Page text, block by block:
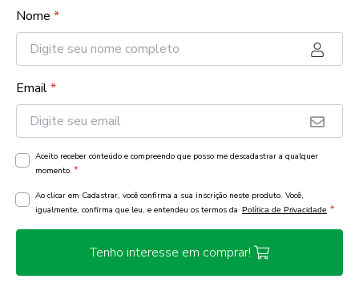
Nome *
Email*
Aceito receber conteúdo e compreendo que posso me descadastrar a qualquer
momento. *
Ao clicar em Cadastrar, você confirma a sua inscrição neste produto. Você,
igualmente, confirma que leu, e entendeu os termos da Política de Privacidade *
Tenho interesse em comprar!